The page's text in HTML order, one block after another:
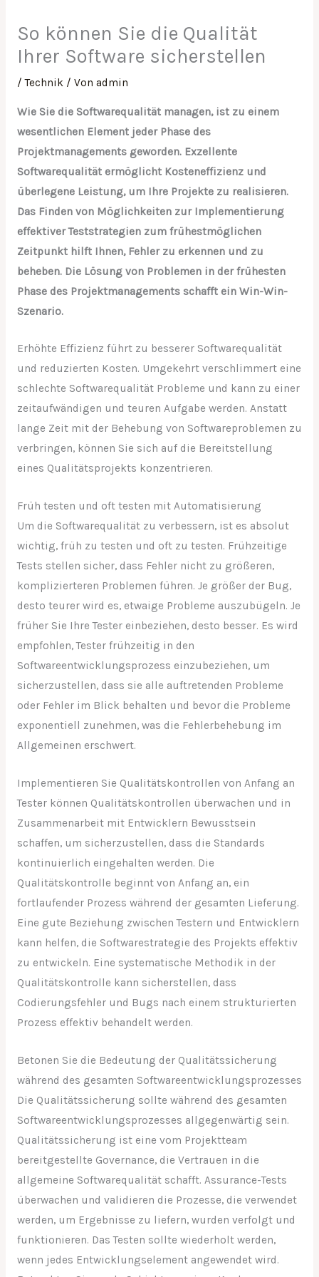
So können Sie die Qualität
Ihrer Software sicherstellen
/Technik/ Von admin
Wie Sie die Softwarequalität managen, ist zu einem
wesentlichen Element jeder Phase des
Projektmanagements geworden. Exzellente
Softwarequalität ermöglicht Kosteneffizienz und
überlegene Leistung, um Ihre Projekte zu realisieren.
Das Finden von Möglichkeiten zur Implementierung
effektiver Teststrategien zum frühestmöglichen
Zeitpunkt hilft Ihnen, Fehler zu erkennen und zu
beheben. Die Lösung von Problemen in der frühesten
Phase des Projektmanagements schafft ein Win-Win-
Szenario.
Erhöhte Effizienz führt zu besserer Softwarequalität
und reduzierten Kosten. Umgekehrt verschlimmert eine
schlechte Softwarequalität Probleme und kann zu einer
zeitaufwändigen und teuren Aufgabe werden. Anstatt
lange Zeit mit der Behebung von Softwareproblemen zu
verbringen, können Sie sich auf die Bereitstellung
eines Qualitätsprojekts konzentrieren.
Früh testen und oft testen mit Automatisierung
Um die Softwarequalität zu verbessern, ist es absolut
wichtig, früh zu testen und oft zu testen. Frühzeitige
Tests stellen sicher, dass Fehler nicht zu größeren,
komplizierteren Problemen führen. Je größer der Bug,
desto teurer wird es, etwaige Probleme auszubügeln. Je
früher Sie Ihre Tester einbeziehen, desto besser. Es wird
empfohlen, Tester frühzeitig in den
Softwareentwicklungsprozess einzubeziehen, um
sicherzustellen, dass sie alle auftretenden Probleme
oder Fehler im Blick behalten und bevor die Probleme
exponentiell zunehmen, was die Fehlerbehebung im
Allgemeinen erschwert.
Implementieren Sie Qualitätskontrollen von Anfang an
Tester können Qualitätskontrollen überwachen und in
Zusammenarbeit mit Entwicklern Bewusstsein
schaffen, um sicherzustellen, dass die Standards
kontinuierlich eingehalten werden. Die
Qualitätskontrolle beginnt von Anfang an, ein
fortlaufender Prozess während der gesamten Lieferung.
Eine gute Beziehung zwischen Testern und Entwicklern
kann helfen, die Softwarestrategie des Projekts effektiv
zu entwickeln. Eine systematische Methodik in der
Qualitätskontrolle kann sicherstellen, dass
Codierungsfehler und Bugs nach einem strukturierten
Prozess effektiv behandelt werden.
Betonen Sie die Bedeutung der Qualitätssicherung
während des gesamten Softwareentwicklungsprozesses
Die Qualitätssicherung sollte während des gesamten
Softwareentwicklungsprozesses allgegenwärtig sein.
Qualitätssicherung ist eine vom Projektteam
bereitgestellte Governance, die Vertrauen in die
allgemeine Softwarequalität schafft. Assurance-Tests
überwachen und validieren die Prozesse, die verwendet
werden, um Ergebnisse zu liefern, wurden verfolgt und
funktionieren. Das Testen sollte wiederholt werden,
wenn jedes Entwicklungselement angewendet wird.